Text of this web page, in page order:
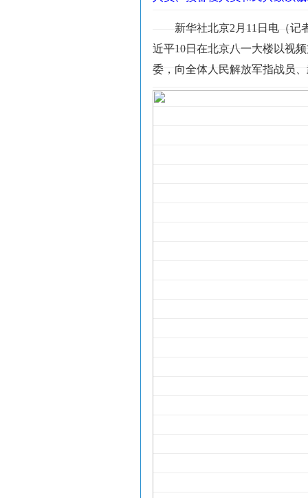
新华社北京2月11日电（记
近平10日在北京八一大楼以视
委，向全体人民解放军指战员